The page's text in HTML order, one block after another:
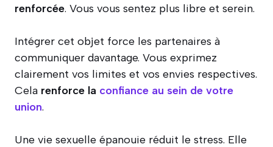
renforcée. Vous vous sentez plus libre et serein.
Intégrer cet objet force les partenaires à
communiquer davantage. Vous exprimez
clairement vos limites et vos envies respectives.
Cela renforce la confiance au sein de votre
union.
Une vie sexuelle épanouie réduit le stress. Elle